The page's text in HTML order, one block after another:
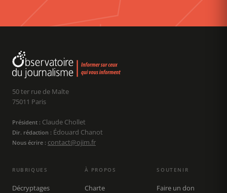
50 ter rue de Malte
75011 Paris
Président : Claude Chollet
Dir. rédaction : Édouard Chanot
Nous écrire : contact@ojim.fr
RUBRIQUES
Décryptages
À PROPOS
Charte
SOUTENIR
Faire un don